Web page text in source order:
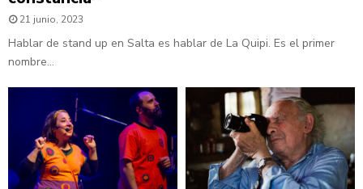
21 junio, 2023
Hablar de stand up en Salta es hablar de La Quipi. Es el primer
nombre...